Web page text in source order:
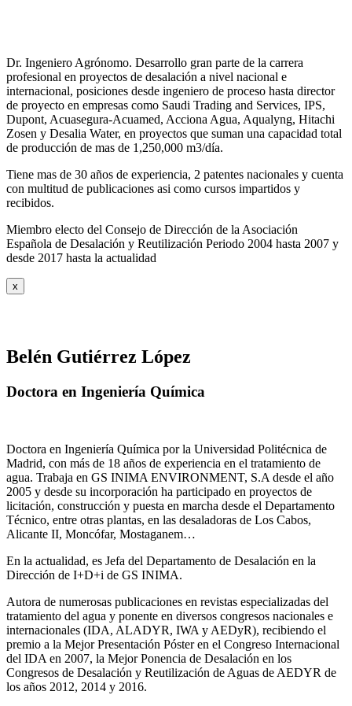
Dr. Ingeniero Agrónomo. Desarrollo gran parte de la carrera
profesional en proyectos de desalación a nivel nacional e
internacional, posiciones desde ingeniero de proceso hasta director
de proyecto en empresas como Saudi Trading and Services, IPS,
Dupont, Acuasegura-Acuamed, Acciona Agua, Aqualyng, Hitachi
Zosen y Desalia Water, en proyectos que suman una capacidad total
de producción de mas de 1,250,000 m3/día.
Tiene mas de 30 años de experiencia, 2 patentes nacionales y cuenta
con multitud de publicaciones asi como cursos impartidos y
recibidos.
Miembro electo del Consejo de Dirección de la Asociación
Española de Desalación y Reutilización Periodo 2004 hasta 2007 y
desde 2017 hasta la actualidad
x
Belén Gutiérrez López
Doctora en Ingeniería Química
Doctora en Ingeniería Química por la Universidad Politécnica de
Madrid, con más de 18 años de experiencia en el tratamiento de
agua. Trabaja en GS INIMA ENVIRONMENT, S.A desde el año
2005 y desde su incorporación ha participado en proyectos de
licitación, construcción y puesta en marcha desde el Departamento
Técnico, entre otras plantas, en las desaladoras de Los Cabos,
Alicante II, Moncófar, Mostaganem…
En la actualidad, es Jefa del Departamento de Desalación en la
Dirección de I+D+i de GS INIMA.
Autora de numerosas publicaciones en revistas especializadas del
tratamiento del agua y ponente en diversos congresos nacionales e
internacionales (IDA, ALADYR, IWA y AEDyR), recibiendo el
premio a la Mejor Presentación Póster en el Congreso Internacional
del IDA en 2007, la Mejor Ponencia de Desalación en los
Congresos de Desalación y Reutilización de Aguas de AEDYR de
los años 2012, 2014 y 2016.